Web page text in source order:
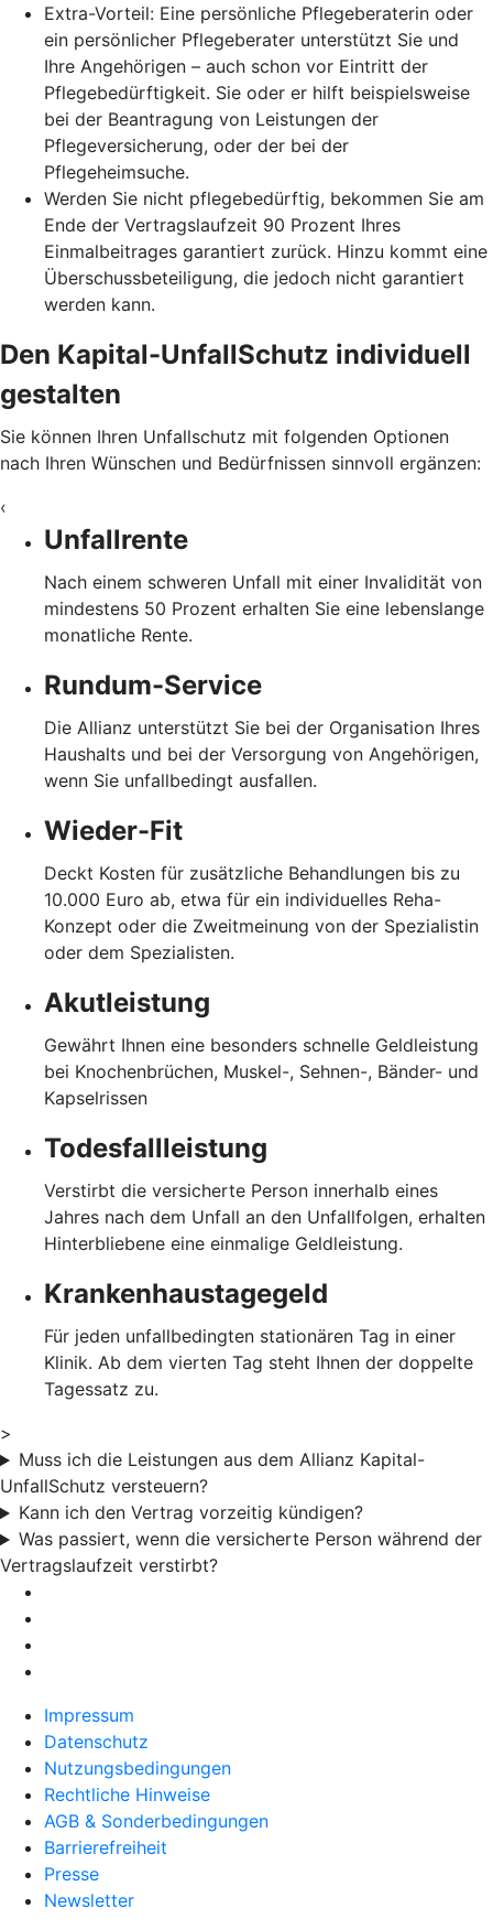
Extra-Vorteil: Eine persönliche Pflegeberaterin oder
ein persönlicher Pflegeberater unterstützt Sie und
Ihre Angehörigen – auch schon vor Eintritt der
Pflegebedürftigkeit. Sie oder er hilft beispielsweise
bei der Beantragung von Leistungen der
Pflegeversicherung, oder der bei der
Pflegeheimsuche.
Werden Sie nicht pflegebedürftig, bekommen Sie am
Ende der Vertragslaufzeit 90 Prozent Ihres
Einmalbeitrages garantiert zurück. Hinzu kommt eine
Überschussbeteiligung, die jedoch nicht garantiert
werden kann.
Den Kapital-UnfallSchutz individuell
gestalten
Sie können Ihren Unfallschutz mit folgenden Optionen
nach Ihren Wünschen und Bedürfnissen sinnvoll ergänzen:
‹
Unfallrente
Nach einem schweren Unfall mit einer Invalidität von
mindestens 50 Prozent erhalten Sie eine lebenslange
monatliche Rente.
Rundum-Service
Die Allianz unterstützt Sie bei der Organisation Ihres
Haushalts und bei der Versorgung von Angehörigen,
wenn Sie unfallbedingt ausfallen.
Wieder-Fit
Deckt Kosten für zusätzliche Behandlungen bis zu
10.000 Euro ab, etwa für ein individuelles Reha-
Konzept oder die Zweitmeinung von der Spezialistin
oder dem Spezialisten.
Akutleistung
Gewährt Ihnen eine besonders schnelle Geldleistung
bei Knochenbrüchen, Muskel-, Sehnen-, Bänder- und
Kapselrissen
Todesfallleistung
Verstirbt die versicherte Person innerhalb eines
Jahres nach dem Unfall an den Unfallfolgen, erhalten
Hinterbliebene eine einmalige Geldleistung.
Krankenhaustagegeld
Für jeden unfallbedingten stationären Tag in einer
Klinik. Ab dem vierten Tag steht Ihnen der doppelte
Tagessatz zu.
>
Muss ich die Leistungen aus dem Allianz Kapital-
UnfallSchutz versteuern?
Kann ich den Vertrag vorzeitig kündigen?
Was passiert, wenn die versicherte Person während der
Vertragslaufzeit verstirbt?
Impressum
Datenschutz
Nutzungsbedingungen
Rechtliche Hinweise
AGB & Sonderbedingungen
Barrierefreiheit
Presse
Newsletter